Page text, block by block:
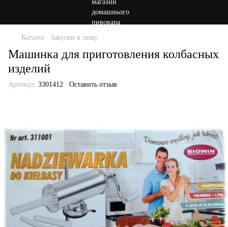
Каталог Закуски к пиву
Машинка для приготовления колбасных
изделий
Артикул: 3301412 Оставить отзыв